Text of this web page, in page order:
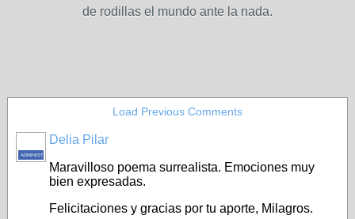
de rodillas el mundo ante la nada.
Load Previous Comments
ADMINISTRADOR
Delia Pilar
Maravilloso poema surrealista. Emociones muy
bien expresadas.
Felicitaciones y gracias por tu aporte, Milagros.